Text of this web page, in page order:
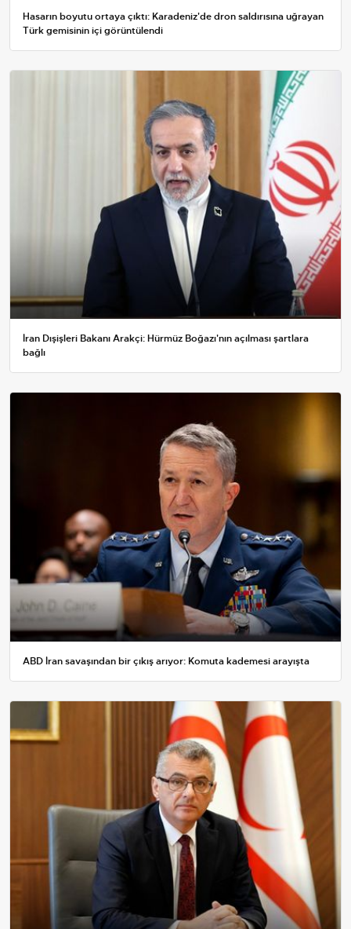
Hasarın boyutu ortaya çıktı: Karadeniz'de dron saldırısına uğrayan
Türk gemisinin içi görüntülendi
İran Dışişleri Bakanı Arakçi: Hürmüz Boğazı'nın açılması şartlara
bağlı
ABD İran savaşından bir çıkış arıyor: Komuta kademesi arayışta